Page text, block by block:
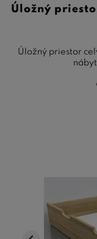
Úložný
Úložný priestor